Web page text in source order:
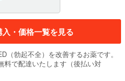
・価格一覧を見る
（勃起不全）を改善するお薬です。
料で配達いたします（後払い対